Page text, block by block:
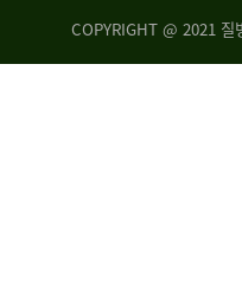
COPYRIGHT @ 2021 질